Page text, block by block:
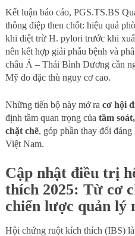
Kết luận báo cáo, PGS.TS.BS
thông điệp then chốt: hiệu quả
khi diệt trừ H. pylori trước khi
nên kết hợp giải phẫu bệnh và
châu Á – Thái Bình Dương cần
Mỹ do đặc thù nguy cơ cao.
Những tiến bộ này mở ra cơ hội
định tầm quan trọng của tầm
chặt chẽ, góp phần thay đổi
Việt Nam.
Cập nhật điều trị
thích 2025: Từ cơ
chiến lược quản lý
Hội chứng ruột kích thích (IBS)